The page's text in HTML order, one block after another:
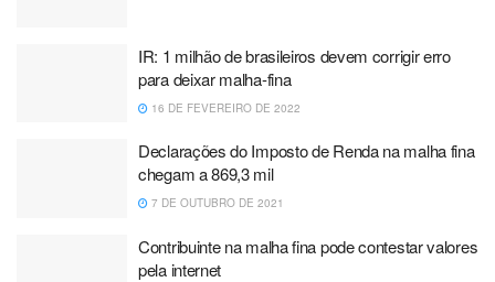
IR: 1 milhão de brasileiros devem corrigir erro
para deixar malha-fina
16 DE FEVEREIRO DE 2022
Declarações do Imposto de Renda na malha fina
chegam a 869,3 mil
7 DE OUTUBRO DE 2021
Contribuinte na malha fina pode contestar valores
pela internet